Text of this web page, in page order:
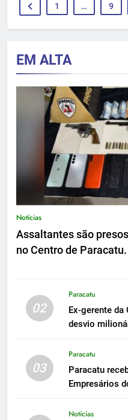
1 … 9
EM ALTA
Notícias
Assaltantes são
no Centro de Paracatu.
02
Paracatu
Ex-gerente da
desvio
03
Paracatu
Paracatu
Empresários
Notícias